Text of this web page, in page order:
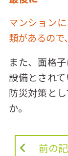
マンション
類があるので
また、面格
設備とされ
防災対策と
か。
前の